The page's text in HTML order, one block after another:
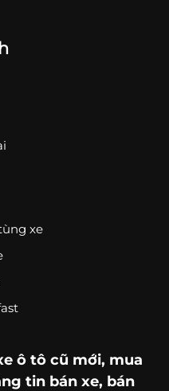
xe
ô tô cũ mới, mua
tin bán xe, bán